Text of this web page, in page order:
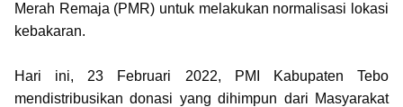
Merah Remaja (PMR) untuk melakukan normalisasi lokasi
kebakaran.
Hari ini, 23 Februari 2022, PMI Kabupaten Tebo
mendistribusikan donasi yang dihimpun dari Masyarakat